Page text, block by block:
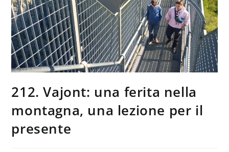
212. Vajont: una ferita nella
montagna, una lezione per il
presente